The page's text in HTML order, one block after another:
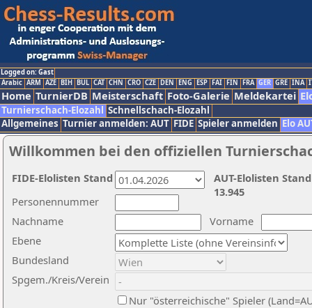
Logged on: Gast
Arabic ARM AZE BIH BUL CAT CHN CRO CZE DEN ENG ESP FAI FIN FRA GER GRE INA
Home TurnierDB Meisterschaft Foto-Galerie Meldekartei
Turnierschach-Elozahl Schnellschach-Elozahl
Allgemeines Turnier anmelden: AUT FIDE Spieler anmelden Elo
Willkommen bei den offiziellen
Nachname
Vorname
Ebene
Personennummer
Bundesland
Spgem./Kreis/Verein
Nur "österreichische" Spieler
AUT-Elolisten
13.945
FIDE-Elolisten Stand